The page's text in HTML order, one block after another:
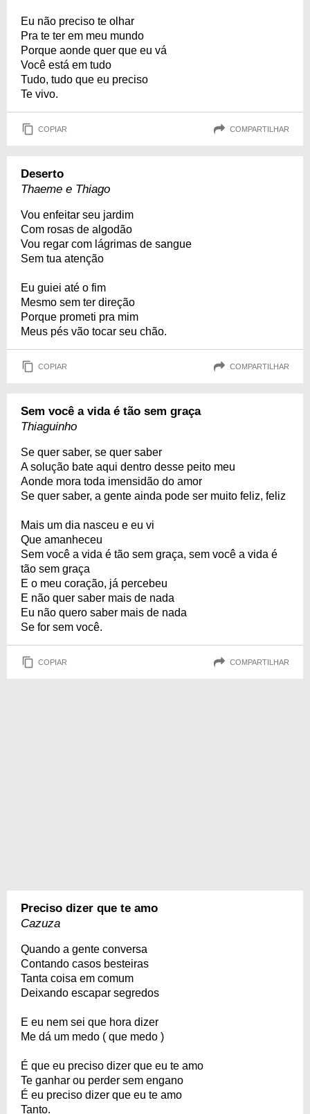
Eu não preciso te olhar
Pra te ter em meu mundo
Porque aonde quer que eu vá
Você está em tudo
Tudo, tudo que eu preciso
Te vivo.
COPIAR COMPARTILHAR
Deserto
Thaeme e Thiago
Vou enfeitar seu jardim
Com rosas de algodão
Vou regar com lágrimas de sangue
Sem tua atenção
Eu guiei até o fim
Mesmo sem ter direção
Porque prometi pra mim
Meus pés vão tocar seu chão.
COPIAR COMPARTILHAR
Sem você a vida é tão sem graça
Thiaguinho
Se quer saber, se quer saber
A solução bate aqui dentro desse peito meu
Aonde mora toda imensidão do amor
Se quer saber, a gente ainda pode ser muito feliz, feliz
Mais um dia nasceu e eu vi
Que amanheceu
Sem você a vida é tão sem graça, sem você a vida é
tão sem graça
E o meu coração, já percebeu
E não quer saber mais de nada
Eu não quero saber mais de nada
Se for sem você.
COPIAR COMPARTILHAR
Preciso dizer que te amo
Cazuza
Quando a gente conversa
Contando casos besteiras
Tanta coisa em comum
Deixando escapar segredos
E eu nem sei que hora dizer
Me dá um medo ( que medo )
É que eu preciso dizer que eu te amo
Te ganhar ou perder sem engano
É eu preciso dizer que eu te amo
Tanto.